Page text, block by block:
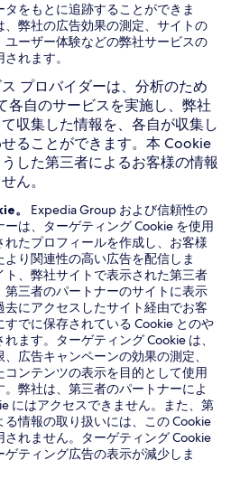
をもとに追跡することができま
弊社の広告効果の測定、サイトの
ーザー体験などの弊社サービスの
れます。
プロバイダーは、分析のため
各自のサービスを実施し、弊社
収集した情報を、各自が収集し
ることができます。本 Cookie
した第三者によるお客様の情報
ん。
。
Expedia Group および信頼性の
は、ターゲティング Cookie を使用
れたプロフィールを作成し、お客様
り関連性の高い広告を配信しま
、弊社サイトで表示された第三者
三者のパートナーのサイトに表示
去にアクセスしたサイト経由でお客
でに保存されている Cookie とのや
ます。ターゲティング Cookie は、
広告キャンペーンの効果の測定、
ンテンツの表示を目的として使用
弊社は、第三者のパートナーによ
にはアクセスできません。また、第
情報の取り扱いには、この Cookie
れません。ターゲティング Cookie
ティング広告の表示が減少しま